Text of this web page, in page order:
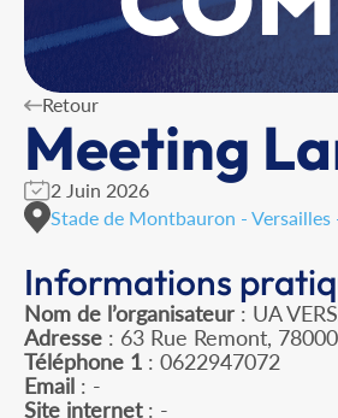
Retour
Meeting
2 Juin 2026
Stade de Montbauron - Versailles
Informations
Nom de l’organisateur : UA
Adresse : 63 Rue Remont,
Téléphone 1 : 0622947072
Email : -
Site internet: -